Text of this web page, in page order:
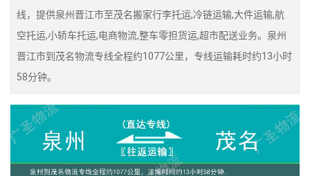
线，提供泉州晋江市至茂名搬家行李托运,冷链运输,大件运输,航
空托运,小轿车托运,电商物流,整车零担货运,超市配送业务。泉州
晋江市到茂名物流专线全程约1077公里，专线运输耗时约13小时
58分钟。